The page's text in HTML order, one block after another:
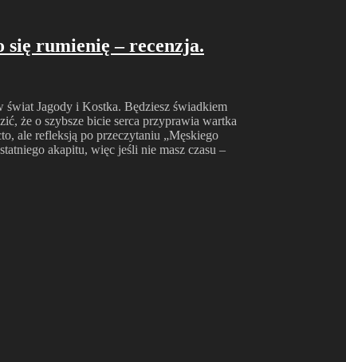
rumienię – recenzja.
Jagody i Kostka. Będziesz świadkiem
że o szybsze bicie serca przyprawia wartka
ale refleksją po przeczytaniu „Męskiego
akapitu, więc jeśli nie masz czasu –